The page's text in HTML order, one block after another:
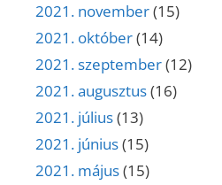
2021. november(15)
2021. október(14)
2021. szeptember(12)
2021. augusztus(16)
2021. július(13)
2021. június(15)
2021. május(15)